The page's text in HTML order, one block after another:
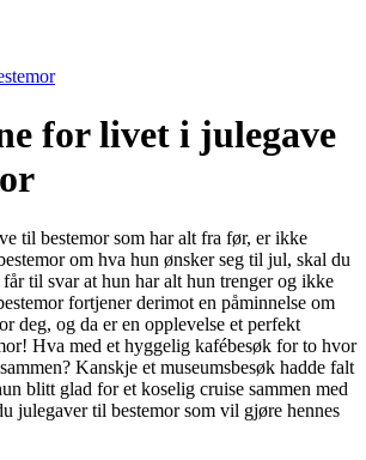
for livet i julegave
til bestemor som har alt fra før, er ikke
om hva hun ønsker seg til jul, skal du
til svar at hun har alt hun trenger og ikke
fortjener derimot en påminnelse om
deg, og da er en opplevelse et perfekt
Hva med et hyggelig kafébesøk for to hvor
Kanskje et museumsbesøk hadde falt
blitt glad for et koselig cruise sammen med
julegaver til bestemor som vil gjøre hennes